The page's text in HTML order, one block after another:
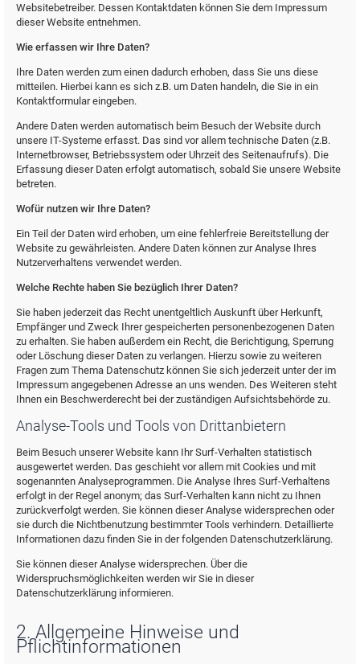
Websitebetreiber. Dessen Kontaktdaten können Sie dem Impressum
dieser Website entnehmen.
Wie erfassen wir Ihre Daten?
Ihre Daten werden zum einen dadurch erhoben, dass Sie uns diese
mitteilen. Hierbei kann es sich z.B. um Daten handeln, die Sie in ein
Kontaktformular eingeben.
Andere Daten werden automatisch beim Besuch der Website durch
unsere IT-Systeme erfasst. Das sind vor allem technische Daten (z.B.
Internetbrowser, Betriebssystem oder Uhrzeit des Seitenaufrufs). Die
Erfassung dieser Daten erfolgt automatisch, sobald Sie unsere Website
betreten.
Wofür nutzen wir Ihre Daten?
Ein Teil der Daten wird erhoben, um eine fehlerfreie Bereitstellung der
Website zu gewährleisten. Andere Daten können zur Analyse Ihres
Nutzerverhaltens verwendet werden.
Welche Rechte haben Sie bezüglich Ihrer Daten?
Sie haben jederzeit das Recht unentgeltlich Auskunft über Herkunft,
Empfänger und Zweck Ihrer gespeicherten personenbezogenen Daten
zu erhalten. Sie haben außerdem ein Recht, die Berichtigung, Sperrung
oder Löschung dieser Daten zu verlangen. Hierzu sowie zu weiteren
Fragen zum Thema Datenschutz können Sie sich jederzeit unter der im
Impressum angegebenen Adresse an uns wenden. Des Weiteren steht
Ihnen ein Beschwerderecht bei der zuständigen Aufsichtsbehörde zu.
Analyse-Tools und Tools von Drittanbietern
Beim Besuch unserer Website kann Ihr Surf-Verhalten statistisch
ausgewertet werden. Das geschieht vor allem mit Cookies und mit
sogenannten Analyseprogrammen. Die Analyse Ihres Surf-Verhaltens
erfolgt in der Regel anonym; das Surf-Verhalten kann nicht zu Ihnen
zurückverfolgt werden. Sie können dieser Analyse widersprechen oder
sie durch die Nichtbenutzung bestimmter Tools verhindern. Detaillierte
Informationen dazu finden Sie in der folgenden Datenschutzerklärung.
Sie können dieser Analyse widersprechen. Über die
Widerspruchsmöglichkeiten werden wir Sie in dieser
Datenschutzerklärung informieren.
2. Allgemeine Hinweise und
Pflichtinformationen